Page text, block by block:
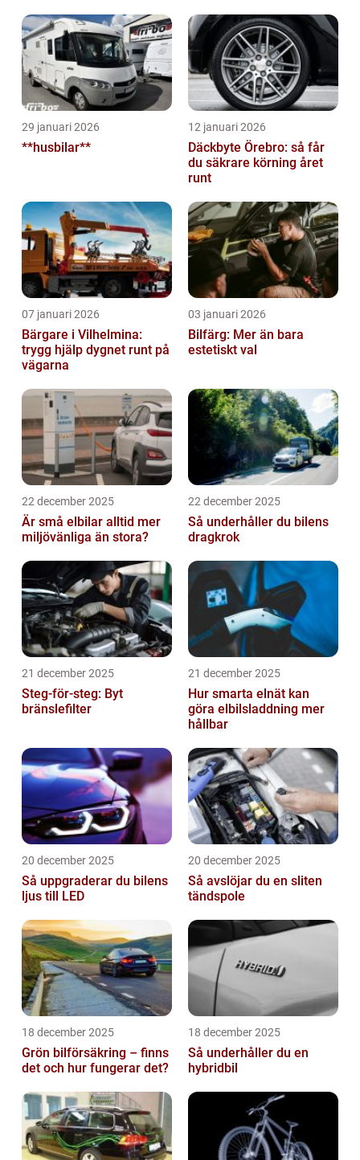
29 januari 2026
**husbilar**
12 januari 2026
Däckbyte Örebro: så får
du säkrare körning året
runt
07 januari 2026
Bärgare i Vilhelmina:
trygg hjälp dygnet runt på
vägarna
03 januari 2026
Bilfärg: Mer än bara
estetiskt val
22 december 2025
Är små elbilar alltid mer
miljövänliga än stora?
22 december 2025
Så underhåller du bilens
dragkrok
21 december 2025
Steg-för-steg: Byt
bränslefilter
21 december 2025
Hur smarta elnät kan
göra elbilsladdning mer
hållbar
20 december 2025
Så uppgraderar du bilens
ljus till LED
20 december 2025
Så avslöjar du en sliten
tändspole
18 december 2025
Grön bilförsäkring – finns
det och hur fungerar det?
18 december 2025
Så underhåller du en
hybridbil